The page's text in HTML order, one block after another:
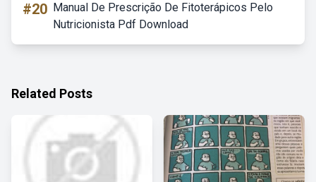
#20 Manual De Prescrição De Fitoterápicos Pelo
Nutricionista Pdf Download
Related Posts